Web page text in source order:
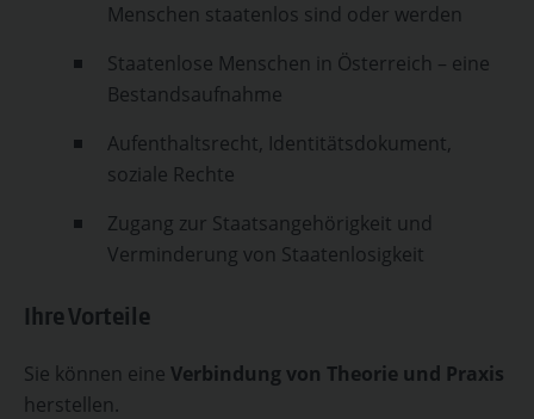
Menschen staatenlos sind oder werden
Staatenlose Menschen in Österreich – eine
Bestandsaufnahme
Aufenthaltsrecht, Identitätsdokument,
soziale Rechte
Zugang zur Staatsangehörigkeit und
Verminderung von Staatenlosigkeit
Ihre Vorteile
Sie können eine Verbindung von Theorie und Praxis
herstellen.